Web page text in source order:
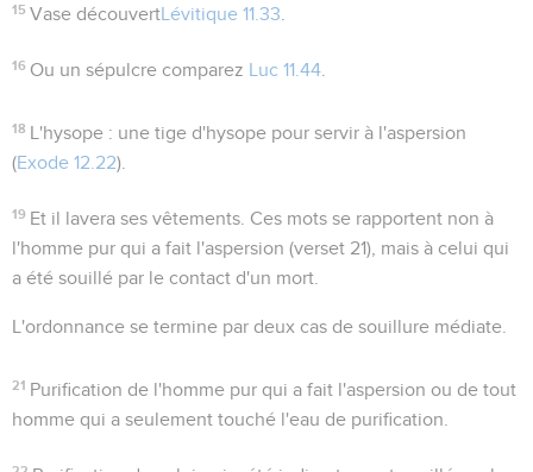
15 Vase découvertLévitique 11.33
16 Ou un sépulcre comparez Luc 11.44
18 L'hysope : une tige d'hysope pour servir à l'aspersion
(Exode 12.22).
19 Et il lavera ses vêtements . Ces mots se rapportent non à
l'homme pur qui a fait l'aspersion (verset 21), mais à celui qui
a été souillé par le contact d'un mort.
L'ordonnance se termine par deux cas de souillure médiate.
21 Purification de l'homme pur qui a fait l'aspersion ou de tout
homme qui a seulement touché l'eau de purification.